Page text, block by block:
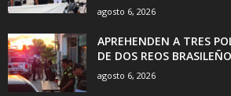
agosto 6, 2026
APREHENDEN A TRES
DE DOS REOS
agosto 6, 2026